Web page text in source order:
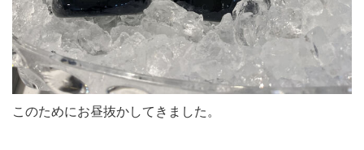
このためにお昼抜かしてきました。